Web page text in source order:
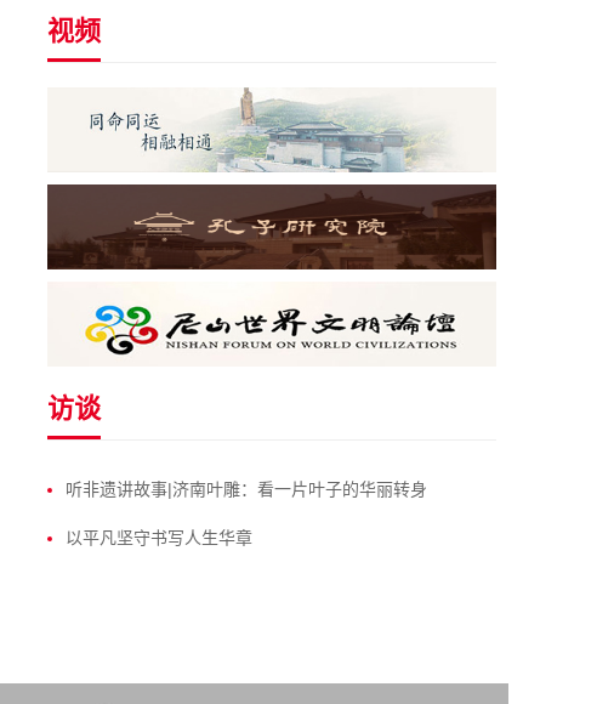
视频
访谈
听非遗讲故事|济南叶雕：看一片叶子的华丽转身
以平凡坚守书写人生华章